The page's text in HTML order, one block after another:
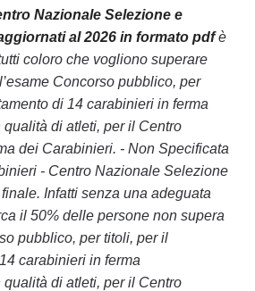
Nazionale Selezione e
al 2026 in formato pdfè
coloro che vogliono superare
Concorso pubblico, per
di 14 carabinieri in ferma
di atleti, per il Centro
dei Carabinieri. - Non Specificata
- Centro Nazionale Selezione
Infatti senza una adeguata
il 50% delle persone non supera
pubblico, per titoli, per il
carabinieri in ferma
di atleti, per il Centro